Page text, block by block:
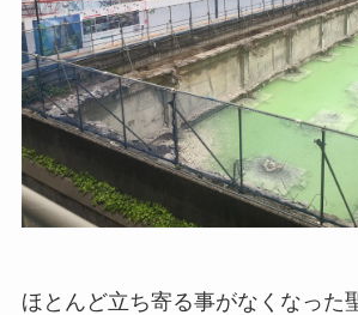
ほとんど立ち寄る事がなくなった